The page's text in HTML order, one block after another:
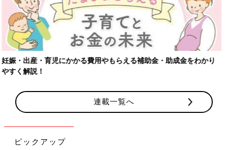
【ワクチン接種できるものも】妊婦の感染症対策、知っておいて！
連載一覧へ
ピックアップ